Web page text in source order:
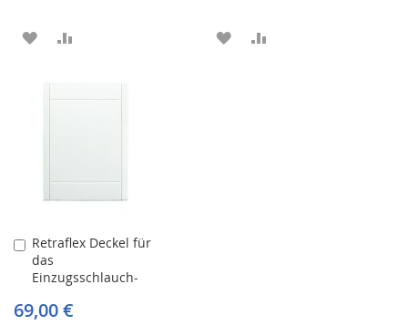
ZUR
HINZUFÜGEN
HINZUFÜGEN
ZUR
Retraflex Deckel für
das
Einzugsschlauch-
69,00 €
In
den
Warenkorb